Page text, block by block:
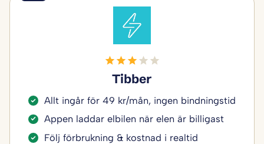
Tibber
Allt ingår för 49 kr/mån, ingen bindningstid
Appen laddar elbilen när elen är billigast
Följ förbrukning & kostnad i realtid